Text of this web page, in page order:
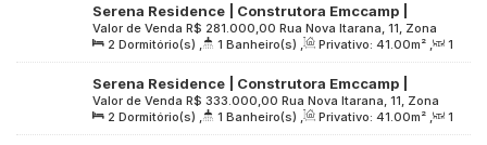
Serena Residence | Construtora Emccamp |
Construção | 41 metros | 02 dormitórios | com
varanda | sem vaga
R$ 281.000,00
Valor de Venda
Rua Nova Itarana, 11, Zona
Leste, 03820-280, Vila Sílvia, São Paulo, São Paulo, Brasil
2 Dormitório(s) , 1 Banheiro(s) , Privativo: 41.00m² ,
1
Sala(s) , Útil: 41.00m² , Terreno: 2624.00m²
Serena Residence | Construtora Emccamp |
Construção | 41 metros | 02 dormitórios | com
varanda | 01 vaga
R$ 333.000,00
Valor de Venda
Rua Nova Itarana, 11, Zona
Leste, 03820-280, Vila Sílvia, São Paulo, São Paulo, Brasil
2 Dormitório(s) , 1 Banheiro(s) , Privativo: 41.00m² ,
1
Sala(s) , 1 Vaga(s) , Útil: 41.00m² , Terreno: 2624.00m²